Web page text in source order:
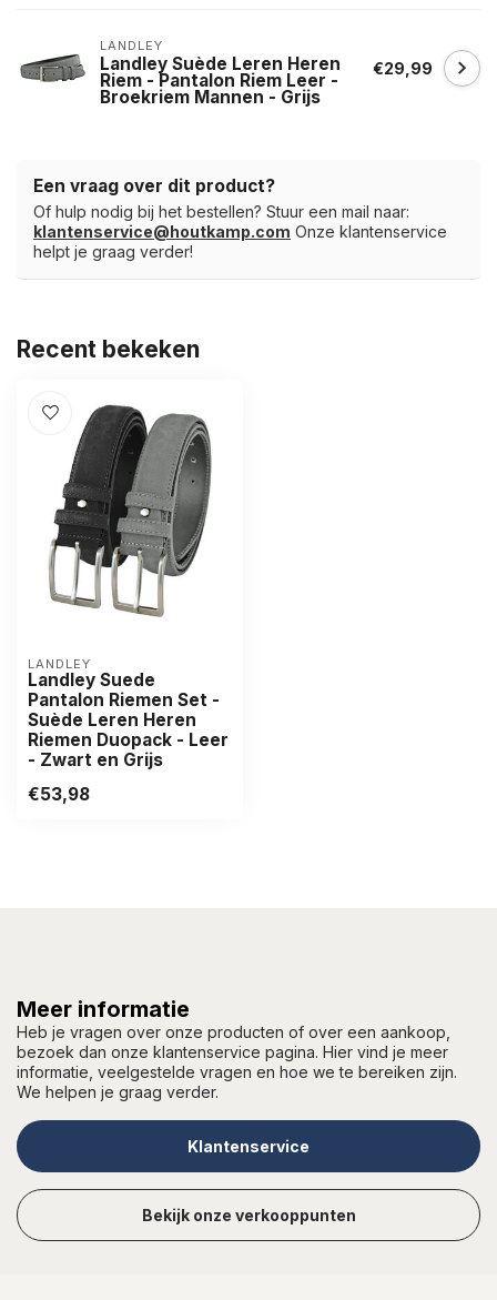
LANDLEY
Landley Suède Leren Heren
Riem - Pantalon Riem Leer -
Broekriem Mannen - Grijs
€29,99
Een vraag over dit product?
Of hulp nodig bij het bestellen? Stuur een mail naar:
klantenservice@houtkamp.com Onze klantenservice
helpt je graag verder!
Recent bekeken
LANDLEY
Landley Suede
Pantalon Riemen Set -
Suède Leren Heren
Riemen Duopack - Leer
- Zwart en Grijs
€53,98
Meer informatie
Heb je vragen over onze producten of over een aankoop,
bezoek dan onze klantenservice pagina. Hier vind je meer
informatie, veelgestelde vragen en hoe we te bereiken zijn.
We helpen je graag verder.
Klantenservice
Bekijk onze verkooppunten